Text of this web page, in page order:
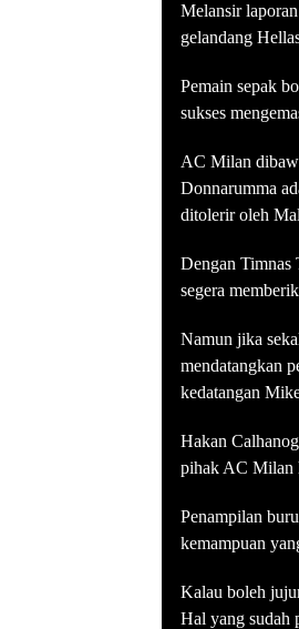
Melansir
gelandang
Pemain sepak
sukses
AC Milan
Donnarumma
ditolerir oleh
Dengan Timnas
segera
Namun jika
mendatangkan
kedatangan
Hakan
pihak AC Milan
Penampilan
kemampuan
Kalau boleh
Hal yang sudah